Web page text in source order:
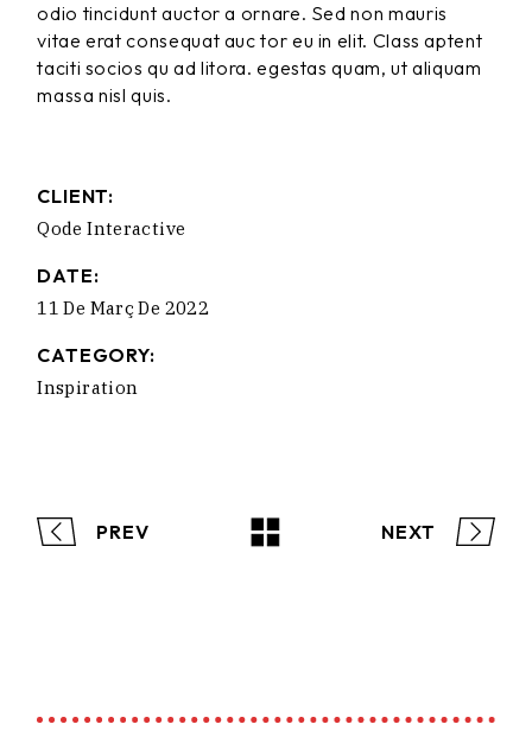
odio tincidunt auctor a ornare. Sed non mauris
vitae erat consequat auc tor eu in elit. Class aptent
taciti socios qu ad litora. egestas quam, ut aliquam
massa nisl quis.
CLIENT:
Qode Interactive
DATE:
11 De Març De 2022
CATEGORY:
Inspiration
PREV NEXT